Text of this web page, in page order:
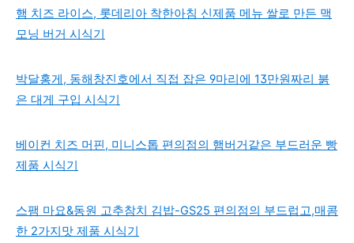
햄 치즈 라이스, 롯데리아 착한아침 신제품 메뉴 쌀로 만든 맥
모닝 버거 시식기
박달홍게, 동해창진호에서 직접 잡은 9마리에 13만원짜리 붉
은 대게 구입 시식기
베이컨 치즈 머핀, 미니스톱 편의점의 햄버거같은 부드러운 빵
제품 시식기
스팸 마요&동원 고추참치 김밥-GS25 편의점의 부드럽고,매콤
한 2가지맛 제품 시식기